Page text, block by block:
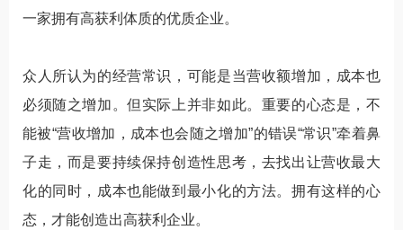
一家拥有高获利体质的优质企业。
众人所认为的经营常识，可能是当营收额增加，成本也
必须随之增加。但实际上并非如此。重要的心态是，不
能被“营收增加，成本也会随之增加”的错误“常识”牵着鼻
子走，而是要持续保持创造性思考，去找出让营收最大
化的同时，成本也能做到最小化的方法。拥有这样的心
态，才能创造出高获利企业。